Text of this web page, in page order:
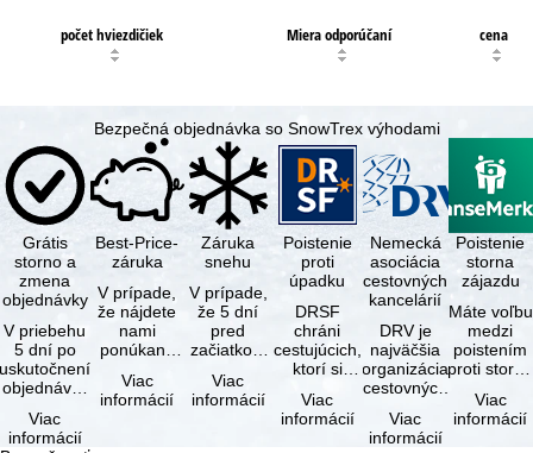
počet hviezdičiek Miera odporúčaní cena
Bezpečná objednávka so SnowTrex výhodami
Grátis
storno a
zmena
objednávky
V priebehu
5 dní po
uskutočnení
objednávky
tejto
objednávky
Viac
informácií
Best-Price-
záruka
V prípade,
že nájdete
nami
ponúkaný
rovnakými
službami
Viac
informácií
Záruka
snehu
V prípade,
že 5 dní
pred
začiatkom
(deň
príjazdu)
Viac
informácií
Poistenie
proti
úpadku
DRSF
chráni
cestujúcich,
ktorí si
zájazd
alebo
Viac
informácií
Nemecká
asociácia
cestovných
kancelárií
DRV je
najväčšia
organizácia
cestovných
organizátorov
zájazdov v …
Viac
informácií
Poistenie
storna
zájazdu
Máte voľbu
medzi
poistením
proti stornu
cestovným
Viac
informácií